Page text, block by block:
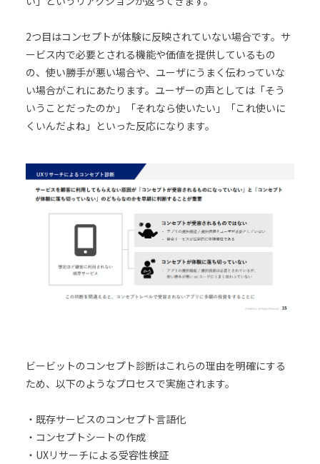
2つ目はコンセプトが体験に反映されていない場合です。サ
ービス内で必要とされる機能や価値を提供しているもの
の、使い勝手が悪い場合や、ユーザにうまく伝わっていな
い場合がこれにあたります。ユーザーの声としては「そう
いうことだったのか」「それなら使いたい」「これ使いに
くいんだよね」といった反応になります。
ビービットのコンセプト診断はこれらの理由を明確にする
ため、以下のようなプロセスで実施されます。
・既存サービスのコンセプト言語化
・コンセプトシートの作成
・UXリサーチによる受容性検証